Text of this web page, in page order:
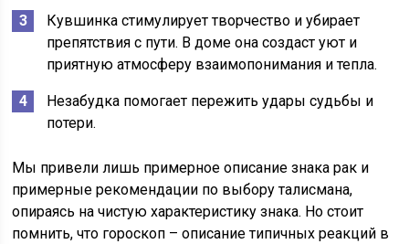
Кувшинка стимулирует творчество и убирает
препятствия с пути. В доме она создаст уют и
приятную атмосферу взаимопонимания и тепла.
Незабудка помогает пережить удары судьбы и
потери.
Мы привели лишь примерное описание знака рак и
примерные рекомендации по выбору талисмана,
опираясь на чистую характеристику знака. Но стоит
помнить, что гороскоп – описание типичных реакций в